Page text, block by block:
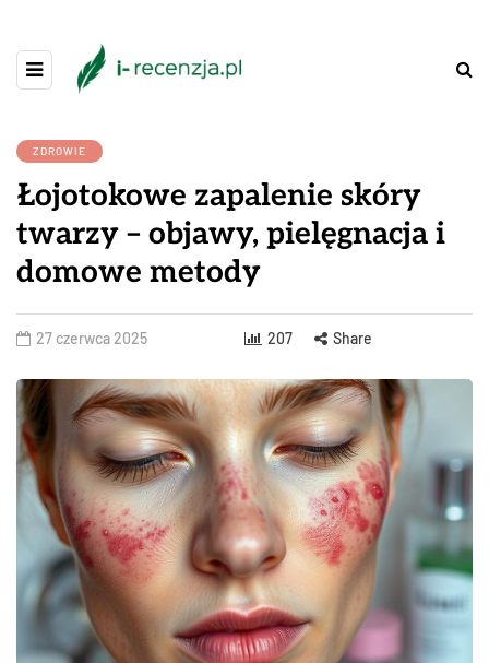
ZDROWIE
Łojotokowe zapalenie skóry
twarzy – objawy, pielęgnacja i
domowe metody
27 czerwca 2025 207 Share